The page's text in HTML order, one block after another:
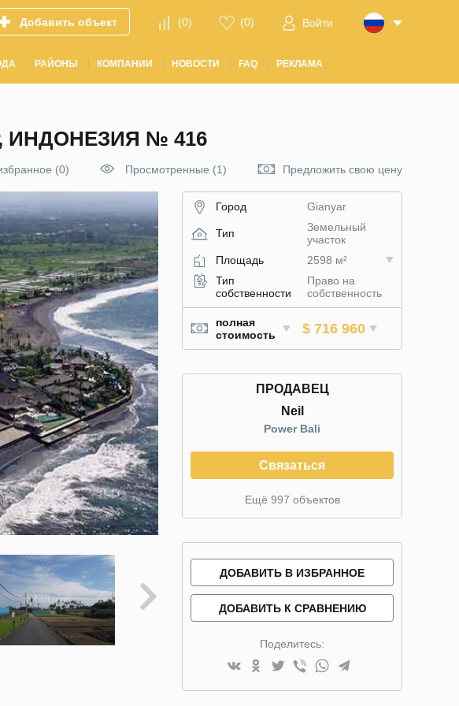
Добавить объект (0) (0) Войти
РАЙОНЫ КОМПАНИИ НОВОСТИ FAQ РЕКЛАМА
ИНДОНЕЗИЯ № 416
(0) Просмотренные (1) Предложить свою цену
Город Gianyar
Тип
Земельный
участок
Площадь
2598 м²
Тип
собственности
Право на
собственность
полная
стоимость
$ 716 960
ПРОДАВЕЦ
Neil
Power Bali
Связаться
Ещё 997 объектов
ДОБАВИТЬ В ИЗБРАННОЕ
ДОБАВИТЬ К СРАВНЕНИЮ
Поделитесь: